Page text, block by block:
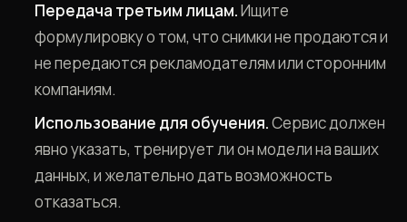
Передача третьим лицам.Ищите
формулировку о том, что снимки не продаются и
не передаются рекламодателям или сторонним
компаниям.
Использование для обучения.Сервис должен
явно указать, тренирует ли он модели на ваших
данных, и желательно дать возможность
отказаться.